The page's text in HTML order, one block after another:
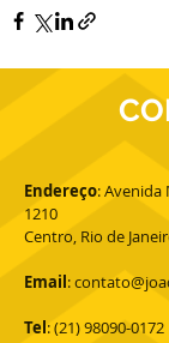
Endereço: Avenida
1210
Centro, Rio de
Email:
Tel:(21) 98090-0172